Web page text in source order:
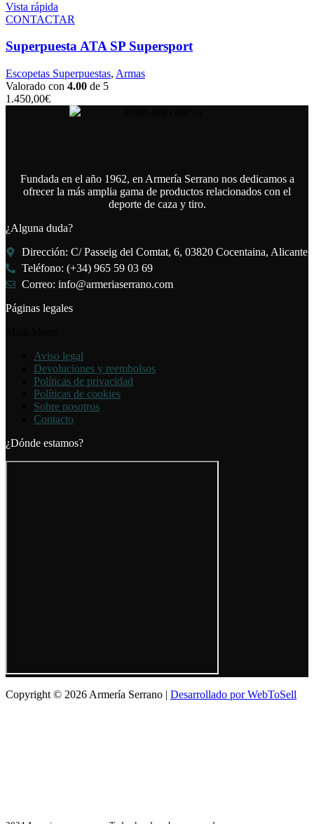
Vista rápida
CONTACTAR
Superpuesta ATA SP Supersport
Escopetas Superpuestas, Armas
Valorado con 4.00 de 5
1.450,00€
Fundada en el año 1962, en Armería Serrano nos dedicamos a
ofrecer la más amplia gama de productos relacionados con el
deporte de caza y tiro.
¿Alguna duda?
Dirección: C/ Passeig del Comtat, 6, 03820 Cocentaina, Alicante
Teléfono: (+34) 965 59 03 69
Correo: info@armeriaserrano.com
Páginas legales
Aviso legal
Devoluciones y reembolsos
Políticas de privacidad
Políticas de cookies
Sobre nosotros
Contacto
¿Dónde estamos?
Copyright © 2026 Armería Serrano | Desarrollado por WebToSell